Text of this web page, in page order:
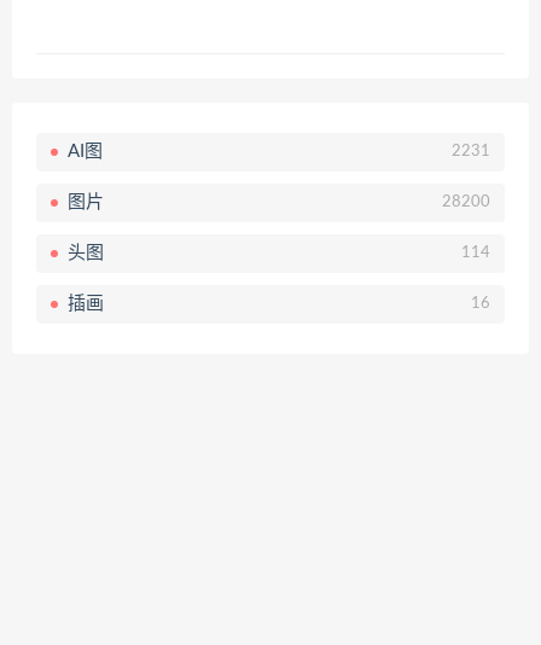
AI图 2231
图片 28200
头图 114
插画 16